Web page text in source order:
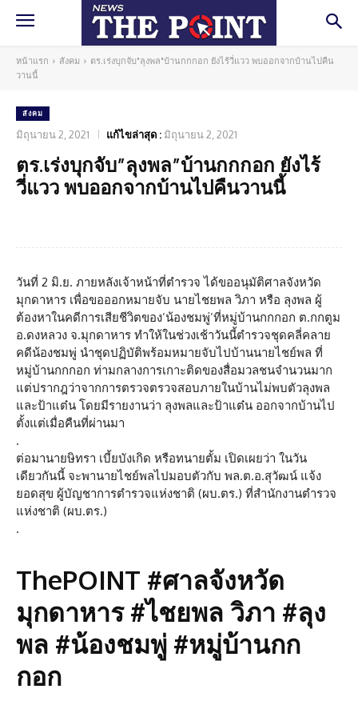
หน้าแรก สังคม
ตร.เร่งบุกจับ"ลุงพล"บ้านกกกอก ยังไร้วี่แวว พบออกจากบ้านไปคืน
วานนี้
สังคม
มิถุนายน 2, 2021 แก้ไขล่าสุด : มิถุนายน 2, 2021
ตร.เร่งบุกจับ”ลุงพล”บ้านกกกอก ยังไร้
วี่แวว พบออกจากบ้านไปคืนวานนี้
วันที่ 2 มิ.ย. ภายหลังเจ้าหน้าที่ตำรวจ ได้ขออนุมัติศาลจังหวัด
มุกดาหาร เพื่อขอออกหมายจับ นายไชยพล วิภา หรือ ลุงพล ผู้
ต้องหาในคดีการเสียชีวิตของ’น้องชมพู่’ที่หมู่บ้านกกกอก ต.กกตูม
อ.ดงหลวง จ.มุกดาหาร ทำให้ในช่วงเช้าวันนี้ตำรวจชุดคลี่คลาย
คดีน้องชมพู่ นำชุดปฏิบัติพร้อมหมายจับไปบ้านนายไชย์พล ที่
หมู่บ้านกกกอก ท่ามกลางการเกาะติดของสื่อมวลชนจำนวนมาก
แต่ปรากฎว่าจากการตรวจตรวจสอบภายในบ้านไม่พบตัวลุงพล
และป้าแต๋น โดยมีรายงานว่า ลุงพลและป้าแต๋น ออกจากบ้านไป
ตั้งแต่เมื่อคืนที่ผ่านมา
.
ต่อมานายษิทรา เบี้ยบังเกิด หรือทนายตั้ม เปิดเผยว่า ในวัน
เดียวกันนี้ จะพานายไชย์พลไปมอบตัวกับ พล.ต.อ.สุวัฒน์ แจ้ง
ยอดสุข ผู้บัญชาการตำรวจแห่งชาติ (ผบ.ตร.) ที่สำนักงานตำรวจ
แห่งชาติ (ผบ.ตร.)
.
ThePOINT #ศาลจังหวัด
มุกดาหาร #ไชยพล วิภา #ลุง
พล #น้องชมพู่ #หมู่บ้านกก
กอก